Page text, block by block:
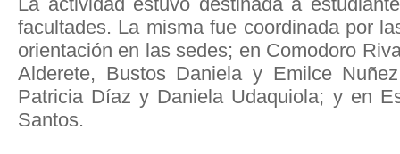
facultades. La misma fue coordinada por
orientación en las sedes; en Comodoro
Alderete, Bustos Daniela y Emilce
Patricia Díaz y Daniela Udaquiola; y en
Santos.